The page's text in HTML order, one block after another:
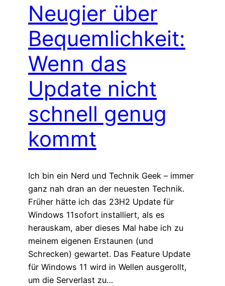
Neugier über
Bequemlichkeit:
Wenn das
Update nicht
schnell genug
kommt
Ich bin ein Nerd und Technik Geek – immer
ganz nah dran an der neuesten Technik.
Früher hätte ich das 23H2 Update für
Windows 11sofort installiert, als es
herauskam, aber dieses Mal habe ich zu
meinem eigenen Erstaunen (und
Schrecken) gewartet. Das Feature Update
für Windows 11 wird in Wellen ausgerollt,
um die Serverlast zu…